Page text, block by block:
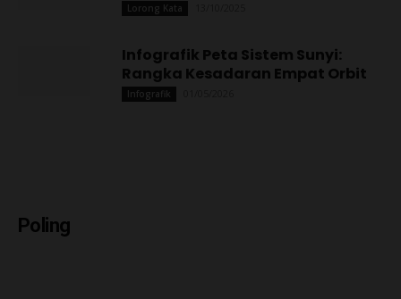
Lorong Kata
Infografik Peta Sistem Sunyi:
Rangka Kesadaran Empat Orbit
Infografik
Poling